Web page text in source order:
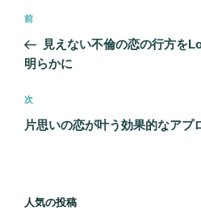
投
ナ
ゲ
ー
前
の
投
前
見えない不倫の恋の行方を
明らかに
次
の
次
片思いの恋が叶う効果的なアプ
人気の投稿